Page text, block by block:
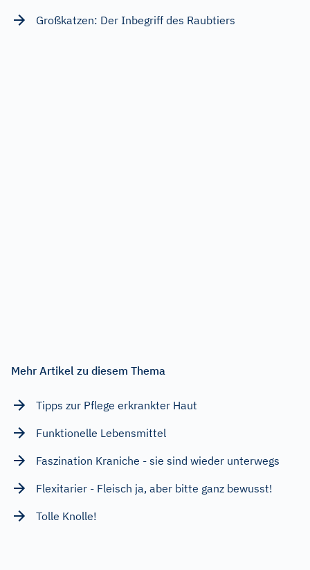
Großkatzen: Der Inbegriff des Raubtiers
Mehr Artikel zu diesem Thema
Tipps zur Pflege erkrankter Haut
Funktionelle Lebensmittel
Faszination Kraniche - sie sind wieder unterwegs
Flexitarier - Fleisch ja, aber bitte ganz bewusst!
Tolle Knolle!